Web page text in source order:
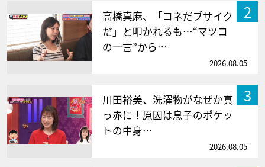
2
高橋真麻、「コネだブサイク
だ」と叩かれるも…“マツコ
の一言”から…
2026.08.05
3
川田裕美、洗濯物がなぜか真
っ赤に！原因は息子のポケッ
トの中身…
2026.08.05